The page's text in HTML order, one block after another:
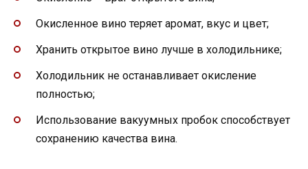
Окисленное вино теряет аромат, вкус и цвет;
Хранить открытое вино лучше в холодильнике;
Холодильник не останавливает окисление
полностью;
Использование вакуумных пробок способствует
сохранению качества вина.